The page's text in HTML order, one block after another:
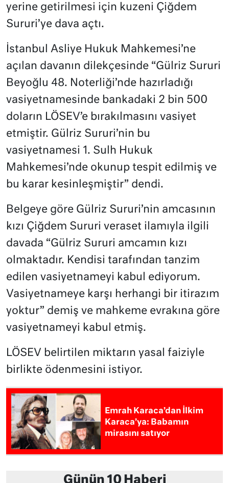
yerine getirilmesi için kuzeni Çiğdem
Sururi’ye dava açtı.
İstanbul Asliye Hukuk Mahkemesi’ne
açılan davanın dilekçesinde “Gülriz Sururi
Beyoğlu 48. Noterliği’nde hazırladığı
vasiyetnamesinde bankadaki 2 bin 500
doların LÖSEV’e bırakılmasını vasiyet
etmiştir. Gülriz Sururi’nin bu
vasiyetnamesi 1. Sulh Hukuk
Mahkemesi’nde okunup tespit edilmiş ve
bu karar kesinleşmiştir” dendi.
Belgeye göre Gülriz Sururi’nin amcasının
kızı Çiğdem Sururi veraset ilamıyla ilgili
davada “Gülriz Sururi amcamın kızı
olmaktadır. Kendisi tarafından tanzim
edilen vasiyetnameyi kabul ediyorum.
Vasiyetnameye karşı herhangi bir itirazım
yoktur” demiş ve mahkeme evrakına göre
vasiyetnameyi kabul etmiş.
LÖSEV belirtilen miktarın yasal faiziyle
birlikte ödenmesini istiyor.
Emrah Karaca’dan İlkim
Karaca’ya: Babamın
mirasını satıyor
Günün 10 Haberi